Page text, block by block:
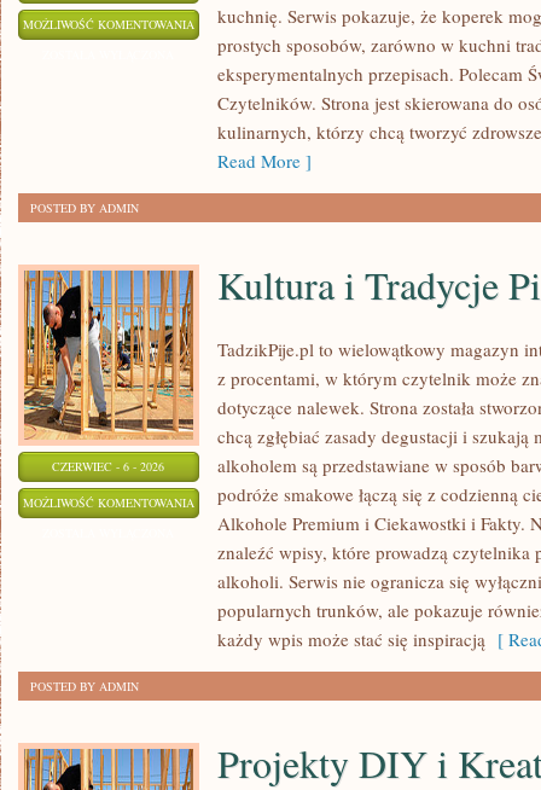
MOŻLIWOŚĆ KOMENTOWANIA PRZEPISY
ZIOŁAMI
kuchnię. Serwis pokazuje, że koperek
prostych sposobów, zarówno w kuchni
eksperymentalnych przepisach. Polecam
Czytelników. Strona jest skierowana do
kulinarnych, którzy chcą tworzyć
Read More ]
POSTED BY ADMIN
CZERWIEC - 6 - 2026
MOŻLIWOŚĆ KOMENTOWANIA KULTURA
TRADYCJE
PICIE
Kultura i Tradycje
TadzikPije.pl to wielowątkowy magazyn
z procentami, w którym czytelnik może
dotyczące nalewek. Strona została
chcą zgłębiać zasady degustacji i
alkoholem są przedstawiane w sposób
podróże smakowe łączą się z codzienną
Alkohole Premium i Ciekawostki i Fakty.
znaleźć wpisy, które prowadzą czytelnika
alkoholi. Serwis nie ogranicza się
popularnych trunków, ale pokazuje
każdy wpis może stać się inspiracją [
POSTED BY ADMIN
Projekty DIY i